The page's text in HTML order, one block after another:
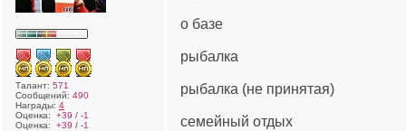
Талант: 571
Сообщений: 490
Награды: 4
Оценка: +39 / -1
Оценка: +39 / -1
о базе
рыбалка
рыбалка (не принятая)
семейный отдых